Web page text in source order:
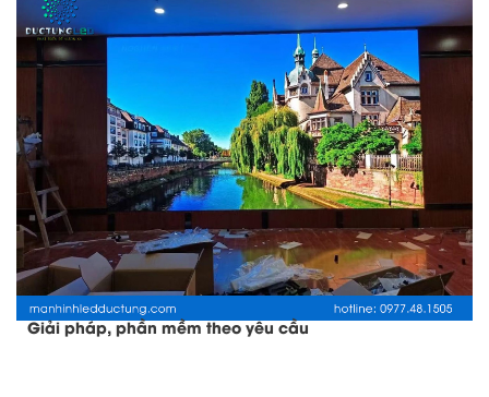
Giải pháp, phần mềm theo yêu cầu